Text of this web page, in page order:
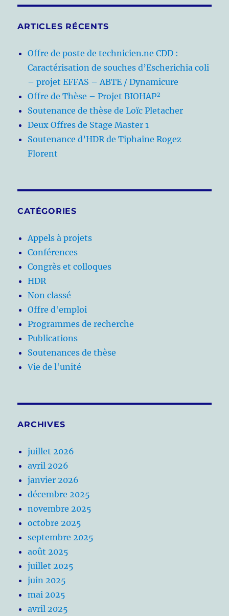
ARTICLES RÉCENTS
Offre de poste de technicien.ne CDD :
Caractérisation de souches d’Escherichia coli
– projet EFFAS – ABTE / Dynamicure
Offre de Thèse – Projet BIOHAP²
Soutenance de thèse de Loïc Pletacher
Deux Offres de Stage Master 1
Soutenance d’HDR de Tiphaine Rogez
Florent
CATÉGORIES
Appels à projets
Conférences
Congrès et colloques
HDR
Non classé
Offre d'emploi
Programmes de recherche
Publications
Soutenances de thèse
Vie de l'unité
ARCHIVES
juillet 2026
avril 2026
janvier 2026
décembre 2025
novembre 2025
octobre 2025
septembre 2025
août 2025
juillet 2025
juin 2025
mai 2025
avril 2025